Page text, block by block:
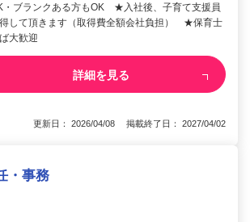
・ブランクある方もOK ★入社後、子育て支援員
して頂きます（取得費全額会社負担） ★保育士
大歓迎
詳細を見る
更新日： 2026/04/08 掲載終了日： 2027/04/02
・事務